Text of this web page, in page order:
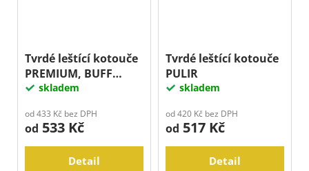
Tvrdé leštící kotouče
PREMIUM, BUFF
černý
skladem
od 433 Kč bez DPH
od 533 Kč
Detail
Tvrdé leštící kotouče
PULIR
skladem
od 420 Kč bez DPH
od 517 Kč
Detail